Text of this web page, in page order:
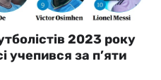
2023 року
учепився за п’яти